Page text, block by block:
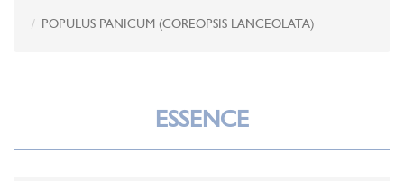
POPULUS PANICUM (COREOPSIS LANCEOLATA)
ESSENCE